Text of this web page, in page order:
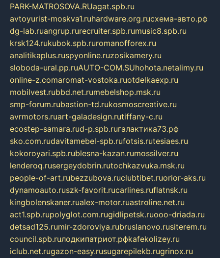
PARK-MATROSOVA.RUagat.spb.ru
avtoyurist-moskva1.ruhardware.org.ruсхема-авто.рф
dg-lab.ruangrup.rurecruiter.spb.rumusic8.spb.ru
krsk124.rukubok.spb.ruromanofforex.ru
analitikaplus.ruspyonline.ruzosikamery.ru
sloboda-ural.pp.ruAUTO-COM.SUhohota.netalimy.ru
online-z.comaromat-vostoka.ruotdelkaexp.ru
mobilvest.rubbd.net.rumebelshop.msk.ru
smp-forum.rubastion-td.rukosmoscreative.ru
avrmotors.ruart-galadesign.rutiffany-c.ru
ecostep-samara.rud-p.spb.ruгалактика73.рф
sko.com.rudavitamebel-spb.rufotsis.rutesiaes.ru
kokoroyari.spb.rublesna-kazan.rumossilver.ru
lenderoq.rusergeydobrin.rutochkazvuka.msk.ru
people-of-art.rubezzubova.ruclubtibet.ruorior-aks.ru
dynamoauto.ruszk-favorit.rucarlines.ruflatnsk.ru
kingbolenskaner.rualex-motor.ruastroline.net.ru
act1.spb.rupolyglot.com.rugidlipetsk.ruooo-driada.ru
detsad125.rumir-zdoroviya.rubruslanovo.rusiterem.ru
council.spb.ruлодкипатриот.рфkafekolizey.ru
iclub.net.rugazon-easy.rusugarepilekb.rugrinox.ru